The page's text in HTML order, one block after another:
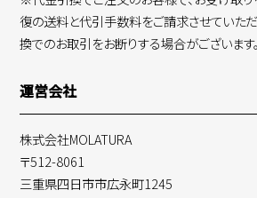
復の送料と代引手数料をご請求させていた
換でのお取引をお断りする場合がございます。
運営会社
株式会社MOLATURA
〒512-8061
三重県四日市市広永町1245